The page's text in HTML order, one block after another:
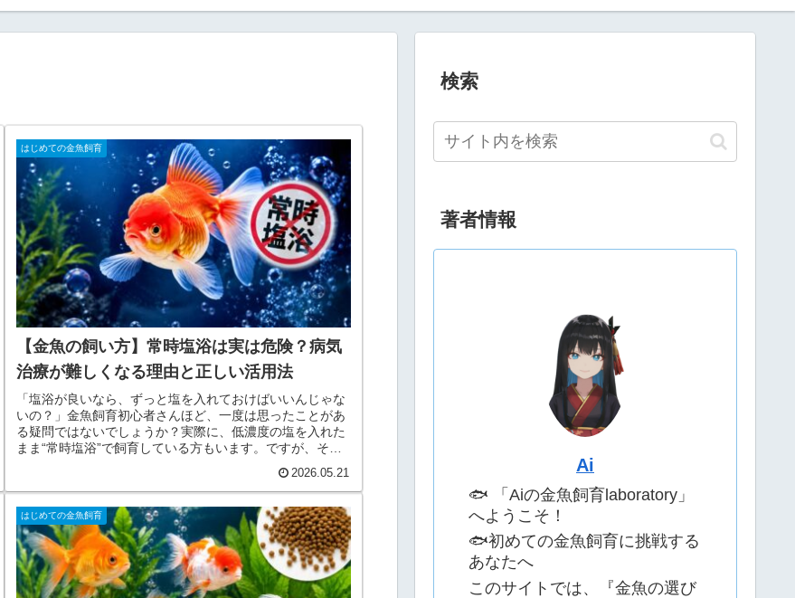
はじめての金魚飼育
【金魚の飼い方】常時塩浴は実は危険？病気
治療が難しくなる理由と正しい活用法
「塩浴が良いなら、ずっと塩を入れておけばいいんじゃな
いの？」金魚飼育初心者さんほど、一度は思ったことがあ
る疑問ではないでしょうか？実際に、低濃度の塩を入れた
まま“常時塩浴”で飼育している方もいます。ですが、そこ
浴のメリット・初心者が勘違いしやすいポイント・常時塩
浴のデメリット・病気治療時に起きる問題・本当に大切な
飼育管理について、初心者さん向けに分かりやすく解説し
ています！特に、「塩を入れてるのに病気になった…」
「塩浴って万能じゃないの？」と思ったことがある方は、
ぜひ最後まで見てみてください！
2026.05.21
はじめての金魚飼育
検索
著者情報
Ai
🐟 「Aiの金魚飼育laboratory」
へようこそ！
🐟初めての金魚飼育に挑戦する
あなたへ
このサイトでは、『金魚の選び